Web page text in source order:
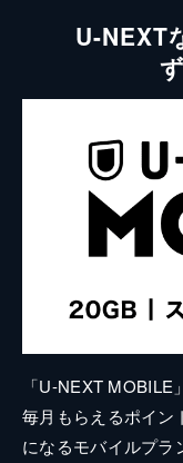
U-NEXT
「U-NEXT
毎月もらえるポイン
になるモバイルプラ